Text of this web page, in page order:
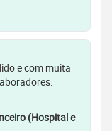
e com muita
(Hospital e